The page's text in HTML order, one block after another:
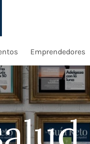
Emprendedores